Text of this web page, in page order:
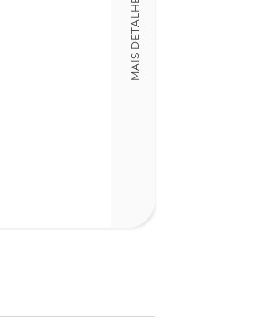
MAIS DETALHES